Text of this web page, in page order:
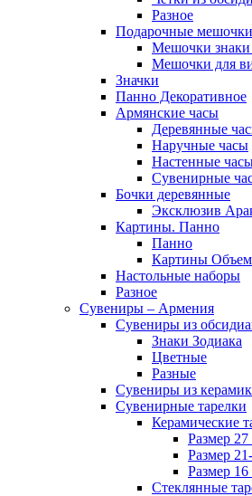
Разное
Подарочные мешочки
Мешочки знаки
Мешочки для
Значки
Панно Декоративное
Армянские часы
Деревянные
Наручные часы
Настенные
Сувенирные
Бочки деревянные
Эксклюзив
Картины. Панно
Панно
Картины
Настольные наборы
Разное
Сувениры – Армения
Сувениры из
Знаки Зодиака
Цветные
Разные
Сувениры из
Сувенирные тарелки
Керамические
Размер
Размер
Размер
Стеклянные